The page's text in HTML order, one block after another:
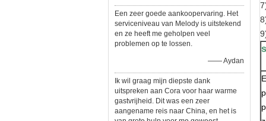
Een zeer goede aankoopervaring. Het
serviceniveau van Melody is uitstekend
en ze heeft me geholpen veel
problemen op te lossen.
—— Aydan
Ik wil graag mijn diepste dank
uitspreken aan Cora voor haar warme
gastvrijheid. Dit was een zeer
aangename reis naar China, en het is